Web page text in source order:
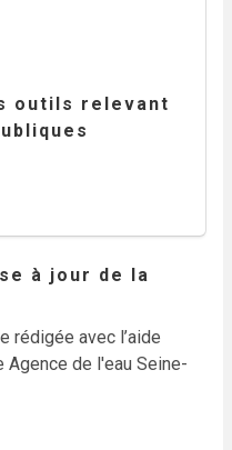
outils relevant
à jour de la
rédigée avec l’aide
Agence de l'eau Seine-